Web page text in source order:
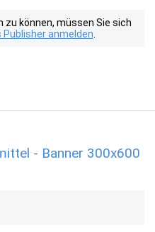
können, müssen Sie sich
Publisher anmelden
- Banner 300x600